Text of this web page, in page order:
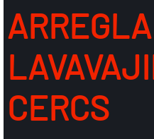
CERCS